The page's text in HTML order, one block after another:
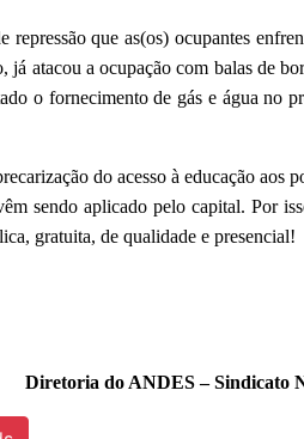
repressão que as(os) ocupantes
atacou a ocupação com balas de
o fornecimento de gás e água no
do acesso à educação aos
sendo aplicado pelo capital. Por
gratuita, de qualidade e presencial!
Diretoria do ANDES – Sindicato